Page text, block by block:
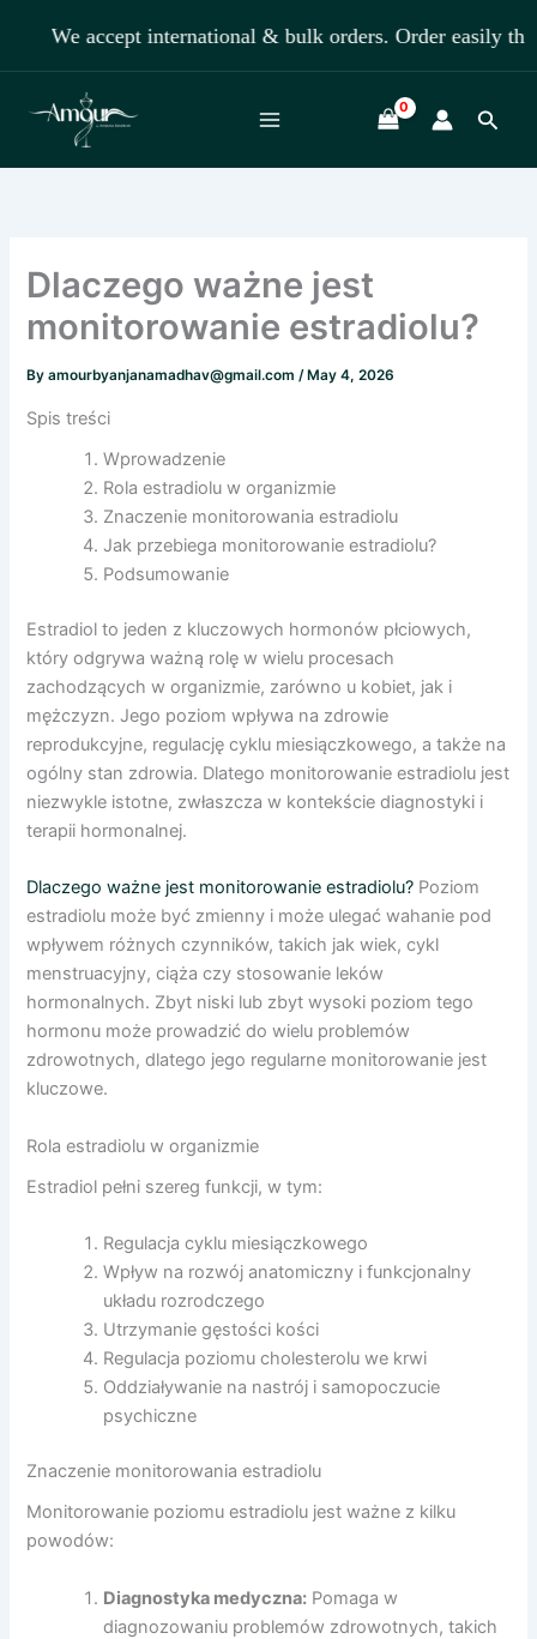
content
We accept international & bulk orders. Order easily
Dlaczego ważne jest
monitorowanie estradiolu?
Byamourbyanjanamadhav@gmail.com/ May 4, 2026
Spis treści
Wprowadzenie
Rola estradiolu w organizmie
Znaczenie monitorowania estradiolu
Jak przebiega monitorowanie estradiolu?
Podsumowanie
Estradiol to jeden z kluczowych hormonów płciowych,
który odgrywa ważną rolę w wielu procesach
zachodzących w organizmie, zarówno u kobiet, jak i
mężczyzn. Jego poziom wpływa na zdrowie
reprodukcyjne, regulację cyklu miesiączkowego, a także na
ogólny stan zdrowia. Dlatego monitorowanie estradiolu jest
niezwykle istotne, zwłaszcza w kontekście diagnostyki i
terapii hormonalnej.
Dlaczego ważne jest monitorowanie estradiolu? Poziom
estradiolu może być zmienny i może ulegać wahanie pod
wpływem różnych czynników, takich jak wiek, cykl
menstruacyjny, ciąża czy stosowanie leków
hormonalnych. Zbyt niski lub zbyt wysoki poziom tego
hormonu może prowadzić do wielu problemów
zdrowotnych, dlatego jego regularne monitorowanie jest
kluczowe.
Rola estradiolu w organizmie
Estradiol pełni szereg funkcji, w tym:
Regulacja cyklu miesiączkowego
Wpływ na rozwój anatomiczny i funkcjonalny
układu rozrodczego
Utrzymanie gęstości kości
Regulacja poziomu cholesterolu we krwi
Oddziaływanie na nastrój i samopoczucie
psychiczne
Znaczenie monitorowania estradiolu
Monitorowanie poziomu estradiolu jest ważne z kilku
powodów:
Diagnostyka medyczna: Pomaga w
diagnozowaniu problemów zdrowotnych, takich